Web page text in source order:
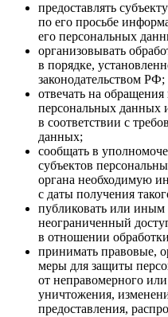
предоставлять
по его просьбе
его персональных
организовывать
в порядке,
законодательством РФ;
отвечать на
персональных данных
в соответствии с
данных;
сообщать в
субъектов
органа необходимую
с даты получения
публиковать или иным
неограниченный
в отношении
принимать правовые,
меры для защиты
от неправомерного
уничтожения,
предоставления,